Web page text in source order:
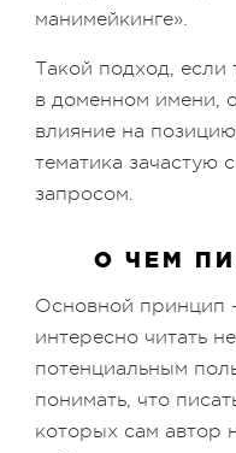
манимейкинге».
Такой подход, если
в доменном имени,
влияние на
тематика зачастую
запросом.
О ЧЕМ
Основной принцип
интересно читать
потенциальным
понимать, что
которых сам автор